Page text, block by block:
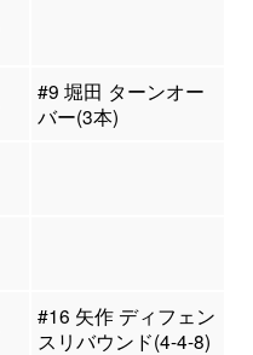
#9 堀田 ターンオー
バー(3本)
#16 矢作 ディフェン
スリバウンド(4-4-8)